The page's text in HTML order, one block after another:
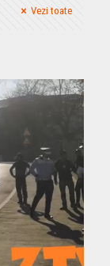
Vezi toate